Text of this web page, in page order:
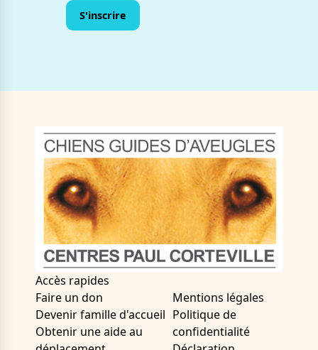
Accès rapides
Faire un don
Devenir famille d'accueil
Obtenir une aide au
Mentions légales
Politique de
confidentialité